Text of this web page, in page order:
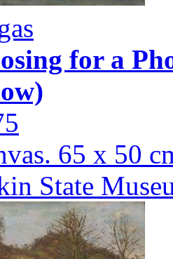
for a
65 х 50
State